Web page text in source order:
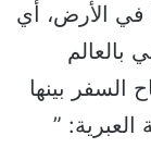
في الأرض، أي
بالعالم
السفر بينها
العبرية: ”